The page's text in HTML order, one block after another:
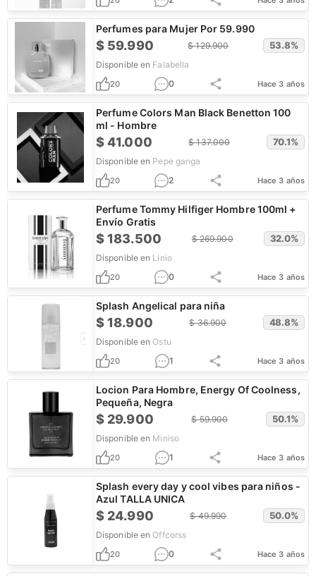
Perfumes para Mujer Por 59.990
$ 59.990 $129.900 53.8%
Disponible en Falabella
20 0 Hace 3 años
Perfume Colors Man Black Benetton 100
ml - Hombre
$41.000 $137.000 70.1%
Disponible en Pepe ganga
20 2 Hace 3 años
Perfume Tommy Hilfiger Hombre 100ml +
Envío Gratis
$183.500 $269.900 32.0%
Disponible en Linio
20 0 Hace 3 años
Splash Angelical para niña
$18.900 $36.900 48.8%
Disponible en Ostu
20 1 Hace 3 años
Locion Para Hombre, Energy Of Coolness,
Pequeña, Negra
$ 29.900 $59.900 50.1%
Disponible en Miniso
20 1 Hace 3 años
Splash every day y cool vibes para niños -
Azul TALLA UNICA
$ 24.990 $49.990 50.0%
Disponible en Offcorss
20 0 Hace 3 años